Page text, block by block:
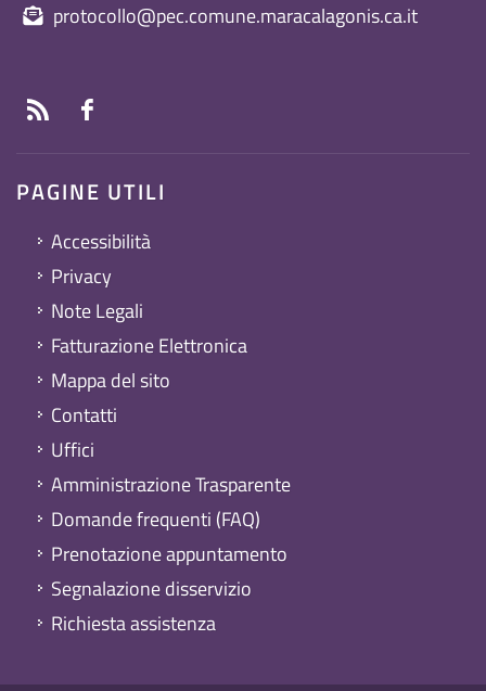
protocollo@pec.comune.maracalagonis.ca.it
PAGINE UTILI
Accessibilità
Privacy
Note Legali
Fatturazione Elettronica
Mappa del sito
Contatti
Uffici
Amministrazione Trasparente
Domande frequenti (FAQ)
Prenotazione appuntamento
Segnalazione disservizio
Richiesta assistenza